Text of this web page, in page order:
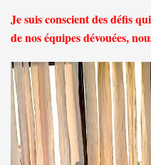
Je suis conscient des défis
de nos équipes dévouées,